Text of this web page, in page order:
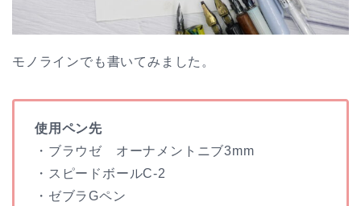
モノラインでも書いてみました。
使用ペン先
・ブラウゼ オーナメントニブ3mm
・スピードボールC-2
・ゼブラGペン